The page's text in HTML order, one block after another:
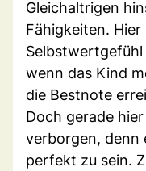
Gleichaltrigen
Fähigkeiten.
Selbstwertgefühl
wenn das Kind
die Bestnote
Doch gerade
verborgen, denn
perfekt zu sein.